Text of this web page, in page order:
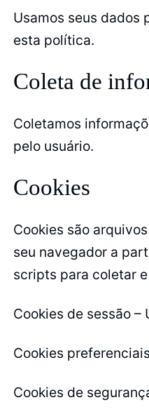
Usamos seus dados
esta política.
Coleta de
Coletamos
pelo usuário.
Cookies
Cookies são
seu navegador a
scripts para coletar
Cookies de sessão –
Cookies
Cookies de